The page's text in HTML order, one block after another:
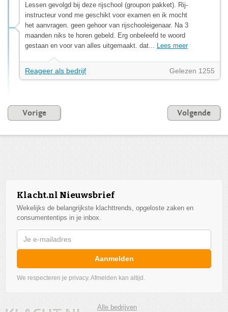
Lessen gevolgd bij deze rijschool (groupon pakket). Rij-
instructeur vond me geschikt voor examen en ik mocht
het aanvragen. geen gehoor van rijschooleigenaar. Na 3
maanden niks te horen gebeld. Erg onbeleefd te woord
gestaan en voor van alles uitgemaakt. dat... Lees meer
Reageer als bedrijf Gelezen 1255
Vorige Volgende
Klacht.nl Nieuwsbrief
Wekelijks de belangrijkste klachttrends, opgeloste zaken en
consumententips in je inbox.
Aanmelden
We respecteren je privacy. Afmelden kan altijd.
Alle bedrijven